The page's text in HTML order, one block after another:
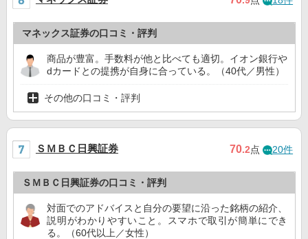
マネックス証券の口コミ・評判
商品が豊富。手数料が他と比べても適切。イオン銀行や
dカードとの提携が自身に合っている。（40代／男性）
その他の口コミ・評判
ＳＭＢＣ日興証券 70.2点 20件
ＳＭＢＣ日興証券の口コミ・評判
対面でのアドバイスと自分の要望に沿った銘柄の紹介、
説明がわかりやすいこと。スマホで取引が簡単にでき
る。（60代以上／女性）